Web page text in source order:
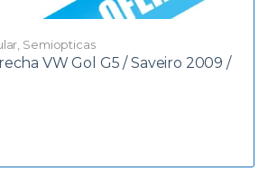
, Semiopticas
VW Gol G5 / Saveiro 2009 /